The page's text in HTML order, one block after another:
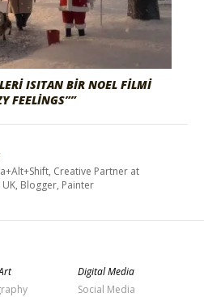
ISITAN BIR NOEL FILMI
FEELINGS””
Creative Partner at
Blogger, Painter
Digital Media
Social Media